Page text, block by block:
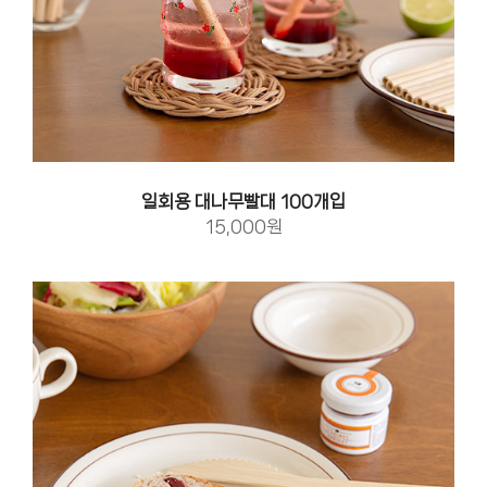
일회용 대나무빨대 100개입
15,000원